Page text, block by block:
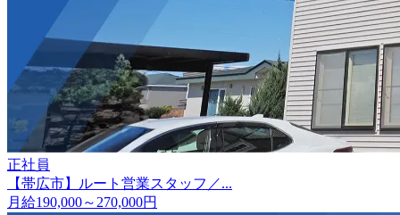
正社員
【帯広市】ルート営業スタッフ／...
月給190,000～270,000円